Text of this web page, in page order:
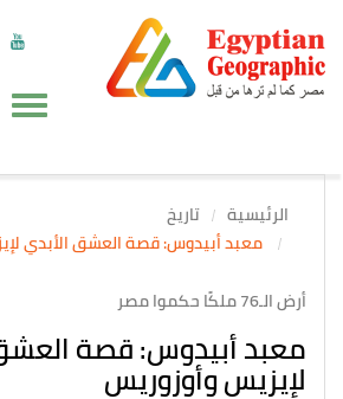
الرئيسية
تاريخ
معبد أبيدوس: قصة العشق الأبدي
أرض الـ76 ملكًا حكموا مصر
معبد أبيدوس: قصة
لإيزيس وأوزوريس